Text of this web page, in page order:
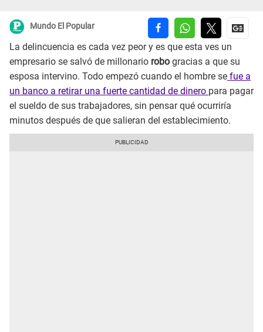
Mundo El Popular
La delincuencia es cada vez peor y es que esta ves un
empresario se salvó de millonario robo gracias a que su
esposa intervino. Todo empezó cuando el hombre se fue a
un banco a retirar una fuerte cantidad de dinero para pagar
el sueldo de sus trabajadores, sin pensar qué ocurriría
minutos después de que salieran del establecimiento.